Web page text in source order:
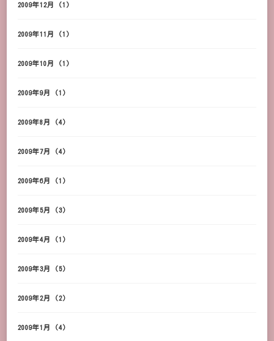
2009年12月 (1)
2009年11月 (1)
2009年10月 (1)
2009年9月 (1)
2009年8月 (4)
2009年7月 (4)
2009年6月 (1)
2009年5月 (3)
2009年4月 (1)
2009年3月 (5)
2009年2月 (2)
2009年1月 (4)